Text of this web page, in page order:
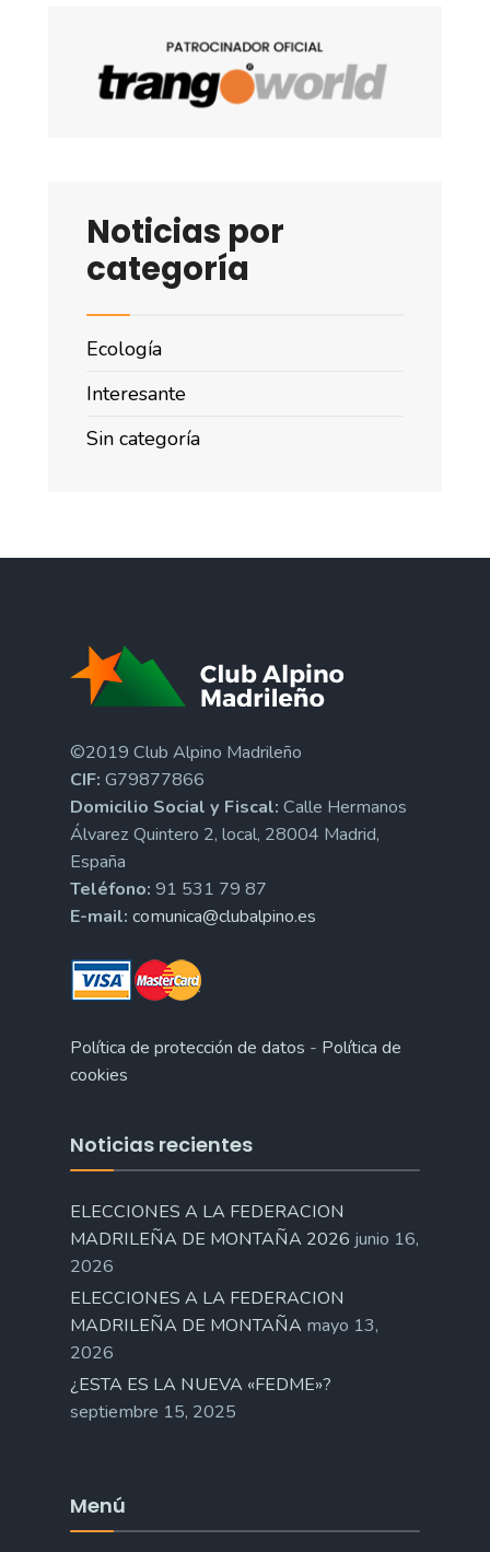
Noticias por
categoría
Ecología
Interesante
Sin categoría
©2019 Club Alpino Madrileño
CIF: G79877866
Domicilio Social y Fiscal: Calle Hermanos
Álvarez Quintero 2, local, 28004 Madrid,
España
Teléfono: 91 531 79 87
E-mail: comunica@clubalpino.es
Política de protección de datos - Política de
cookies
Noticias recientes
ELECCIONES A LA FEDERACION
MADRILEÑA DE MONTAÑA 2026 junio 16,
2026
ELECCIONES A LA FEDERACION
MADRILEÑA DE MONTAÑA mayo 13,
2026
¿ESTA ES LA NUEVA «FEDME»?
septiembre 15, 2025
Menú